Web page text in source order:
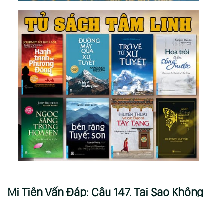
Mi Tiên Vấn Ðáp: Câu 147. Tại Sao Không